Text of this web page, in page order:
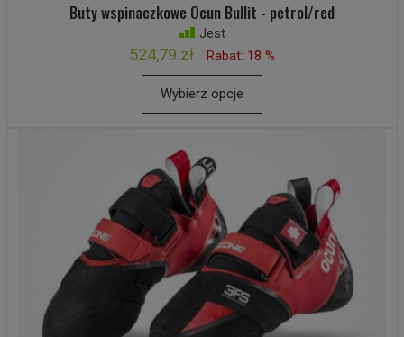
Buty wspinaczkowe Ocun Bullit - petrol/red
Jest
524,79 zł Rabat: 18 %
Wybierz opcje